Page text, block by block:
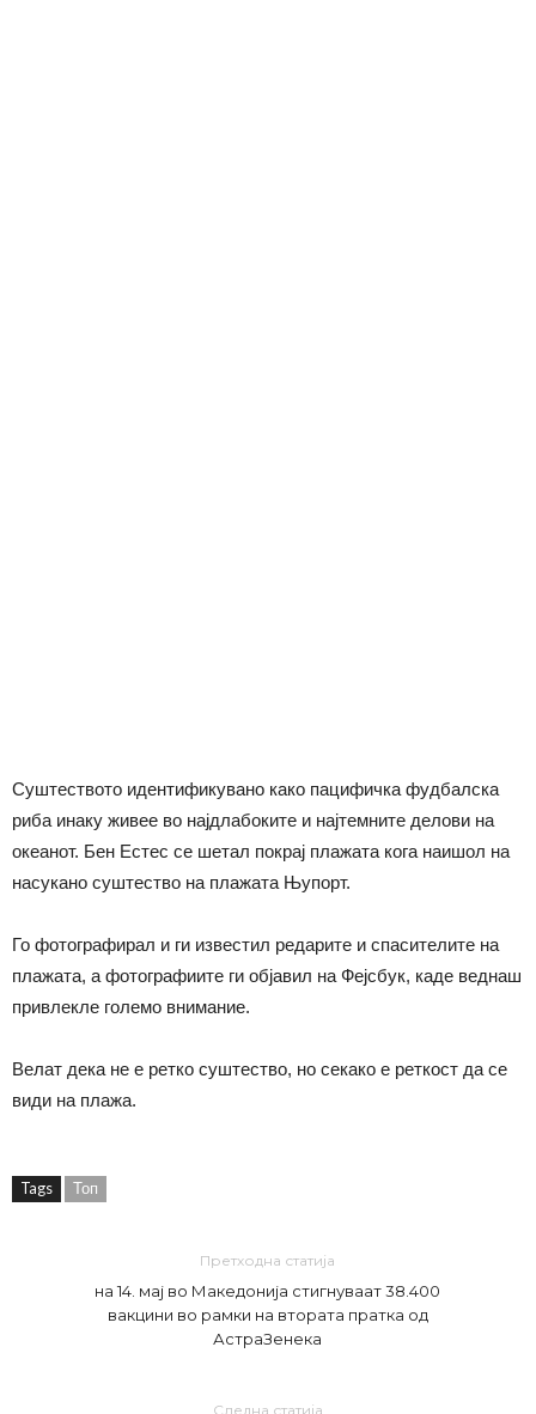
Суштеството идентификувано како пацифичка фудбалска
риба инаку живее во најдлабоките и најтемните делови на
океанот. Бен Естес се шетал покрај плажата кога наишол на
насукано суштество на плажата Њупорт.
Го фотографирал и ги известил редарите и спасителите на
плажата, а фотографиите ги објавил на Фејсбук, каде веднаш
привлекле големо внимание.
Велат дека не е ретко суштество, но секако е реткост да се
види на плажа.
Tags Топ
Претходна статија
на 14. мај во Македонија стигнуваат 38.400
вакцини во рамки на втората пратка од
АстраЗенека
Следна статија